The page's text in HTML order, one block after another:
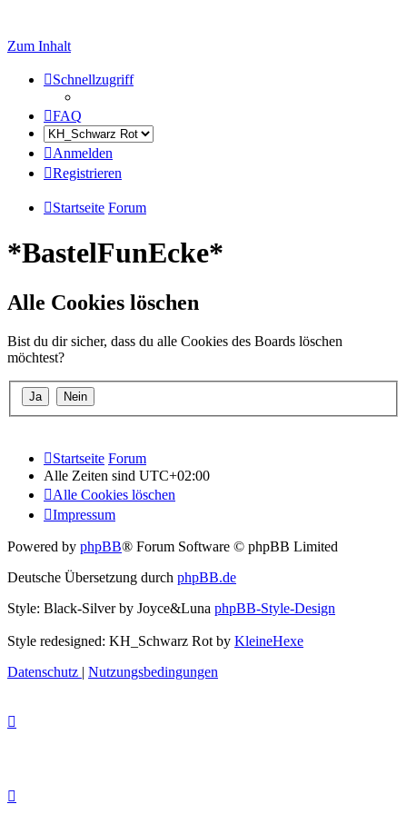
Zum Inhalt
Schnellzugriff
FAQ
Anmelden
Registrieren
Startseite Forum
*BastelFunEcke*
Alle Cookies löschen
Bist du dir sicher, dass du alle Cookies des Boards löschen
möchtest?
Startseite Forum
Alle Zeiten sind UTC+02:00
Alle Cookies löschen
Impressum
Powered by phpBB® Forum Software © phpBB Limited
Deutsche Übersetzung durch phpBB.de
Style: Black-Silver by Joyce&Luna phpBB-Style-Design
Style redesigned: KH_Schwarz Rot by KleineHexe
Datenschutz | Nutzungsbedingungen